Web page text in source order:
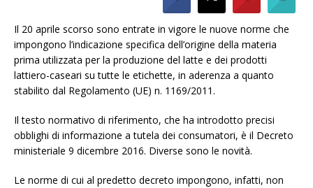
Il 20 aprile scorso sono entrate in vigore le nuove norme che
impongono l’indicazione specifica dell’origine della materia
prima utilizzata per la produzione del latte e dei prodotti
lattiero-caseari su tutte le etichette, in aderenza a quanto
stabilito dal Regolamento (UE) n. 1169/2011.
Il testo normativo di riferimento, che ha introdotto precisi
obblighi di informazione a tutela dei consumatori, è il Decreto
ministeriale 9 dicembre 2016. Diverse sono le novità.
Le norme di cui al predetto decreto impongono, infatti, non